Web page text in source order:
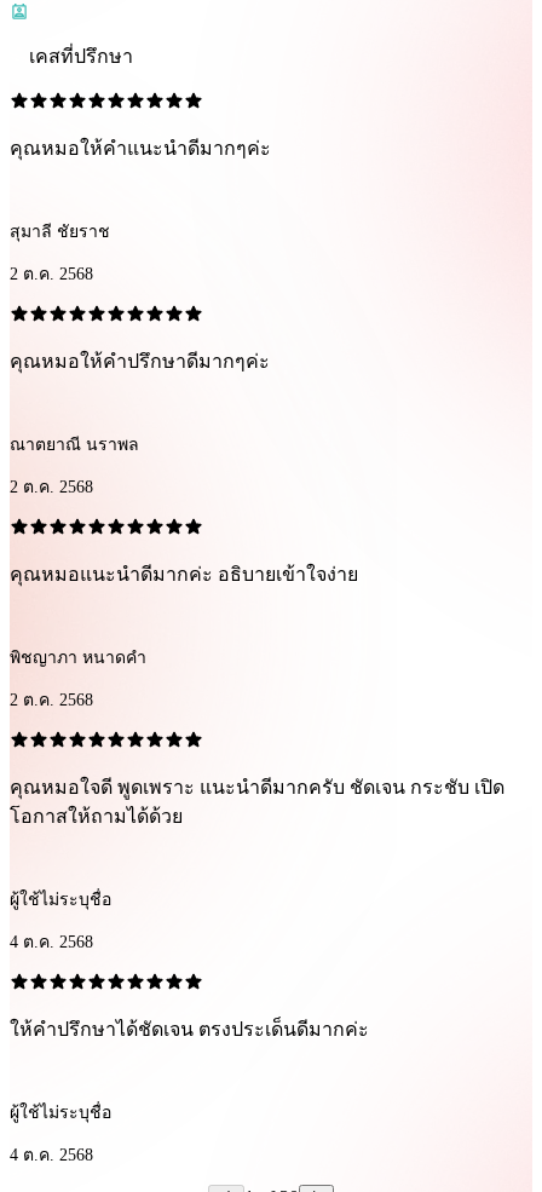
เคสที่ปรึกษา
คุณ​หมอให้คำแนะนำดีมากๆค่ะ
สุมาลี ชัยราช
2 ต.ค. 2568
คุณหมอให้คำปรึกษาดีมากๆค่ะ
ณาตยาณี นราพล
2 ต.ค. 2568
คุณหมอแนะนำดีมากค่ะ อธิบายเข้าใจง่าย
พิชญาภา หนาดคำ
2 ต.ค. 2568
คุณหมอใจดี พูดเพราะ แนะนำดีมากครับ ชัดเจน กระชับ เปิด
โอกาสให้ถามได้ด้วย
ผู้ใช้ไม่ระบุชื่อ
4 ต.ค. 2568
ให้คำปรึกษาได้ชัดเจน ตรงประเด็นดีมากค่ะ
ผู้ใช้ไม่ระบุชื่อ
4 ต.ค. 2568